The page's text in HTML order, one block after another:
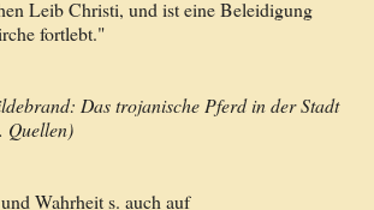
Leib Christi, und ist eine Beleidigung
fortlebt."
Das trojanische Pferd in der Stadt
Quellen)
Wahrheit s. auch auf